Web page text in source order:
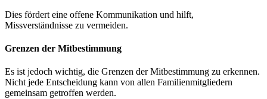
Dies fördert eine offene Kommunikation und hilft,
Missverständnisse zu vermeiden.
Grenzen der Mitbestimmung
Es ist jedoch wichtig, die Grenzen der Mitbestimmung zu erkennen.
Nicht jede Entscheidung kann von allen Familienmitgliedern
gemeinsam getroffen werden.